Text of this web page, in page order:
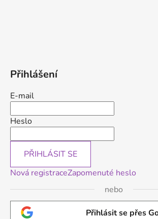
Přihlášení
E-mail
Heslo
PŘIHLÁSIT SE
Nová registraceZapomenuté heslo
nebo
Přihlásit se přes